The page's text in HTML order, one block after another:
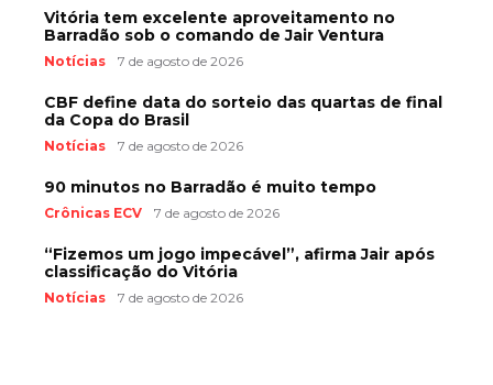
Vitória tem excelente aproveitamento no
Barradão sob o comando de Jair Ventura
Notícias 7 de agosto de 2026
CBF define data do sorteio das quartas de final
da Copa do Brasil
Notícias 7 de agosto de 2026
90 minutos no Barradão é muito tempo
Crônicas ECV 7 de agosto de 2026
“Fizemos um jogo impecável”, afirma Jair após
classificação do Vitória
Notícias 7 de agosto de 2026